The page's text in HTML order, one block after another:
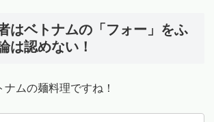
はベトナムの「フォー」をふ
は認めない！
ナムの麺料理ですね！